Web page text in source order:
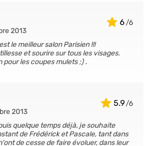
6
2013
le meilleur salon Parisien !!!
et sourire sur tous les visages.
pour les coupes mulets ;) .
5.9
2013
quelque temps déjà, je souhaite
de Frédérick et Pascale, tant dans
de cesse de faire évoluer, dans leur